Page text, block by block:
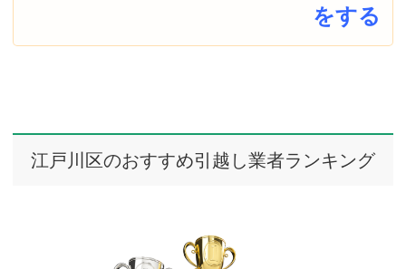
をする
江戸川区のおすすめ引越し業者ランキング